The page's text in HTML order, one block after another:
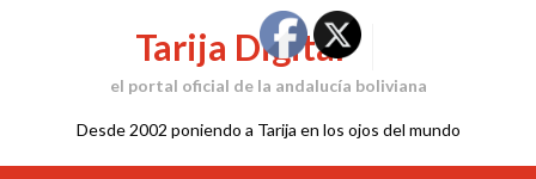
Tarija Digital
el portal oficial de la andalucía boliviana
Desde 2002 poniendo a Tarija en los ojos del mundo